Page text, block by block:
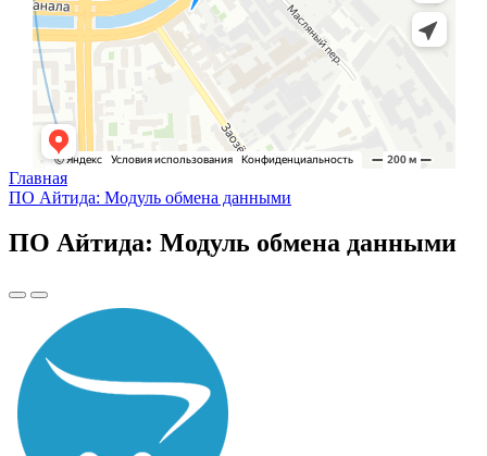
Главная
ПО Айтида: Модуль обмена данными
ПО Айтида: Модуль обмена данными